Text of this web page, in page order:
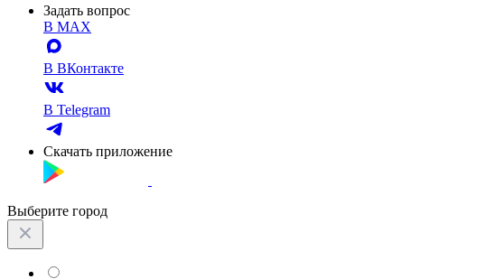
Задать вопрос
В MAX
В ВКонтакте
В Telegram
Скачать приложение
Выберите город